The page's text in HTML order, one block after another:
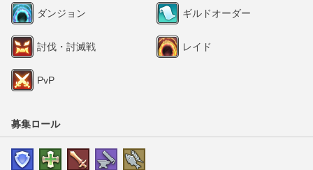
ダンジョン ギルドオーダー
討伐・討滅戦 レイド
PvP
募集ロール